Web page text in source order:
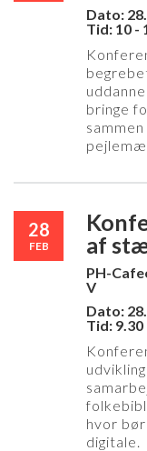
Dato:
Tid: 10 -
bringe
28
FEB
af
PH-
V
Dato:
Tid: 9.30
hvor
digitale.